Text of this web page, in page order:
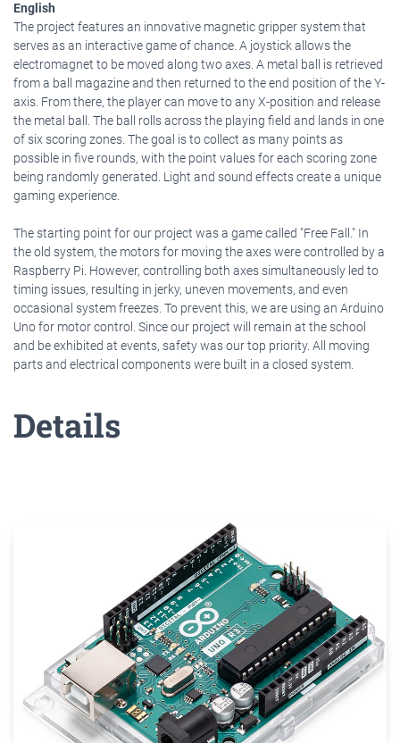
English
The project features an innovative magnetic gripper system that
serves as an interactive game of chance. A joystick allows the
electromagnet to be moved along two axes. A metal ball is retrieved
from a ball magazine and then returned to the end position of the Y-
axis. From there, the player can move to any X-position and release
the metal ball. The ball rolls across the playing field and lands in one
of six scoring zones. The goal is to collect as many points as
possible in five rounds, with the point values ​​for each scoring zone
being randomly generated. Light and sound effects create a unique
gaming experience.
The starting point for our project was a game called "Free Fall." In
the old system, the motors for moving the axes were controlled by a
Raspberry Pi. However, controlling both axes simultaneously led to
timing issues, resulting in jerky, uneven movements, and even
occasional system freezes. To prevent this, we are using an Arduino
Uno for motor control. Since our project will remain at the school
and be exhibited at events, safety was our top priority. All moving
parts and electrical components were built in a closed system.
Details